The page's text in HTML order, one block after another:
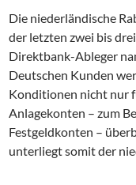
Die niederländische
der letzten zwei bis
Direktbank-Ableger
Deutschen Kunden
Konditionen nicht nur
Anlagekonten – zum
Festgeldkonten –
unterliegt somit der